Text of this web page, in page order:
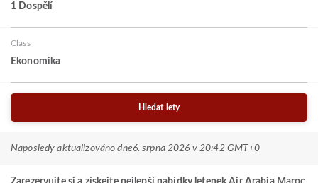
1 Dospělí
Class
Ekonomika
Hledat lety
Naposledy aktualizováno dne6. srpna 2026 v 20:42 GMT+0